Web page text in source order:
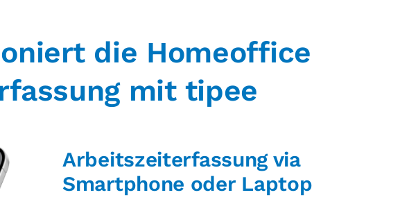
die Homeoffice
mit tipee
Arbeitszeiterfassung via
Smartphone oder Laptop